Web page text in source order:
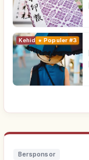
KehidupanPopuler #3
Bersponsor